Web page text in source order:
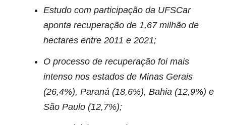
Estudo com participação da UFSCar
aponta recuperação de 1,67 milhão de
hectares entre 2011 e 2021;
O processo de recuperação foi mais
intenso nos estados de Minas Gerais
(26,4%), Paraná (18,6%), Bahia (12,9%) e
São Paulo (12,7%);